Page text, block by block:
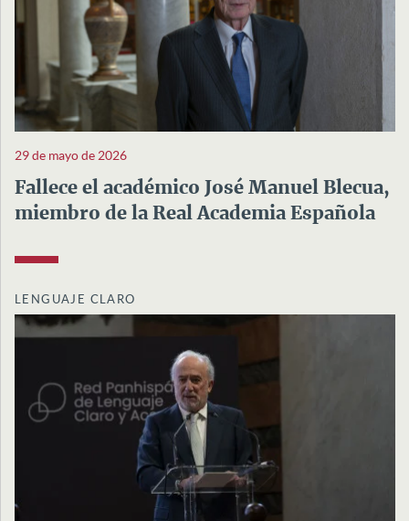
29 de mayo de 2026
Fallece el académico José Manuel Blecua,
miembro de la Real Academia Española
LENGUAJE CLARO